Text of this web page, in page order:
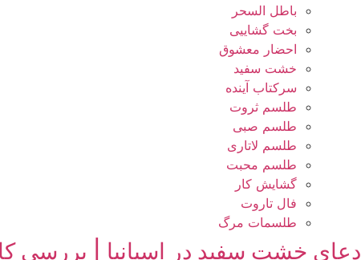
باطل السحر
بخت گشاییی
احضار معشوق
خشت سفید
سرکتاب آینده
طلسم ثروت
طلسم صبی
طلسم لاتاری
طلسم محبت
گشایش کار
فال تاروت
طلسمات مرگ
دعای خشت سفید در اسپانیا | بررسی